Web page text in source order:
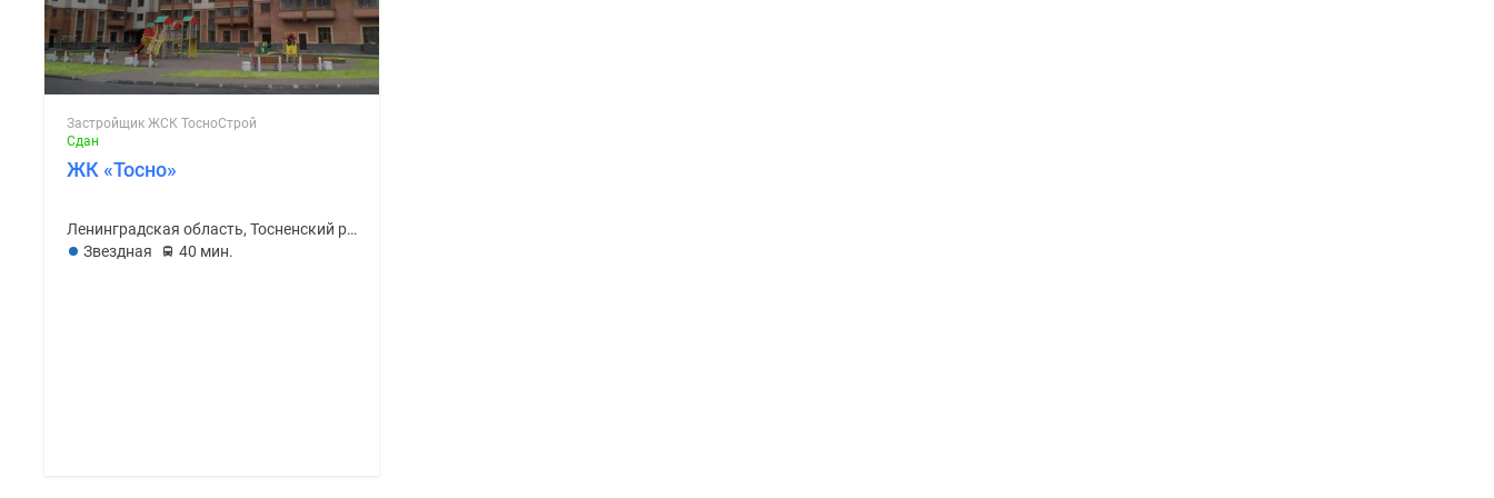
Застройщик ЖСК ТосноСтрой
Сдан
ЖК «Тосно»
Ленинградская область, Тосненский район
Звездная
40 мин.